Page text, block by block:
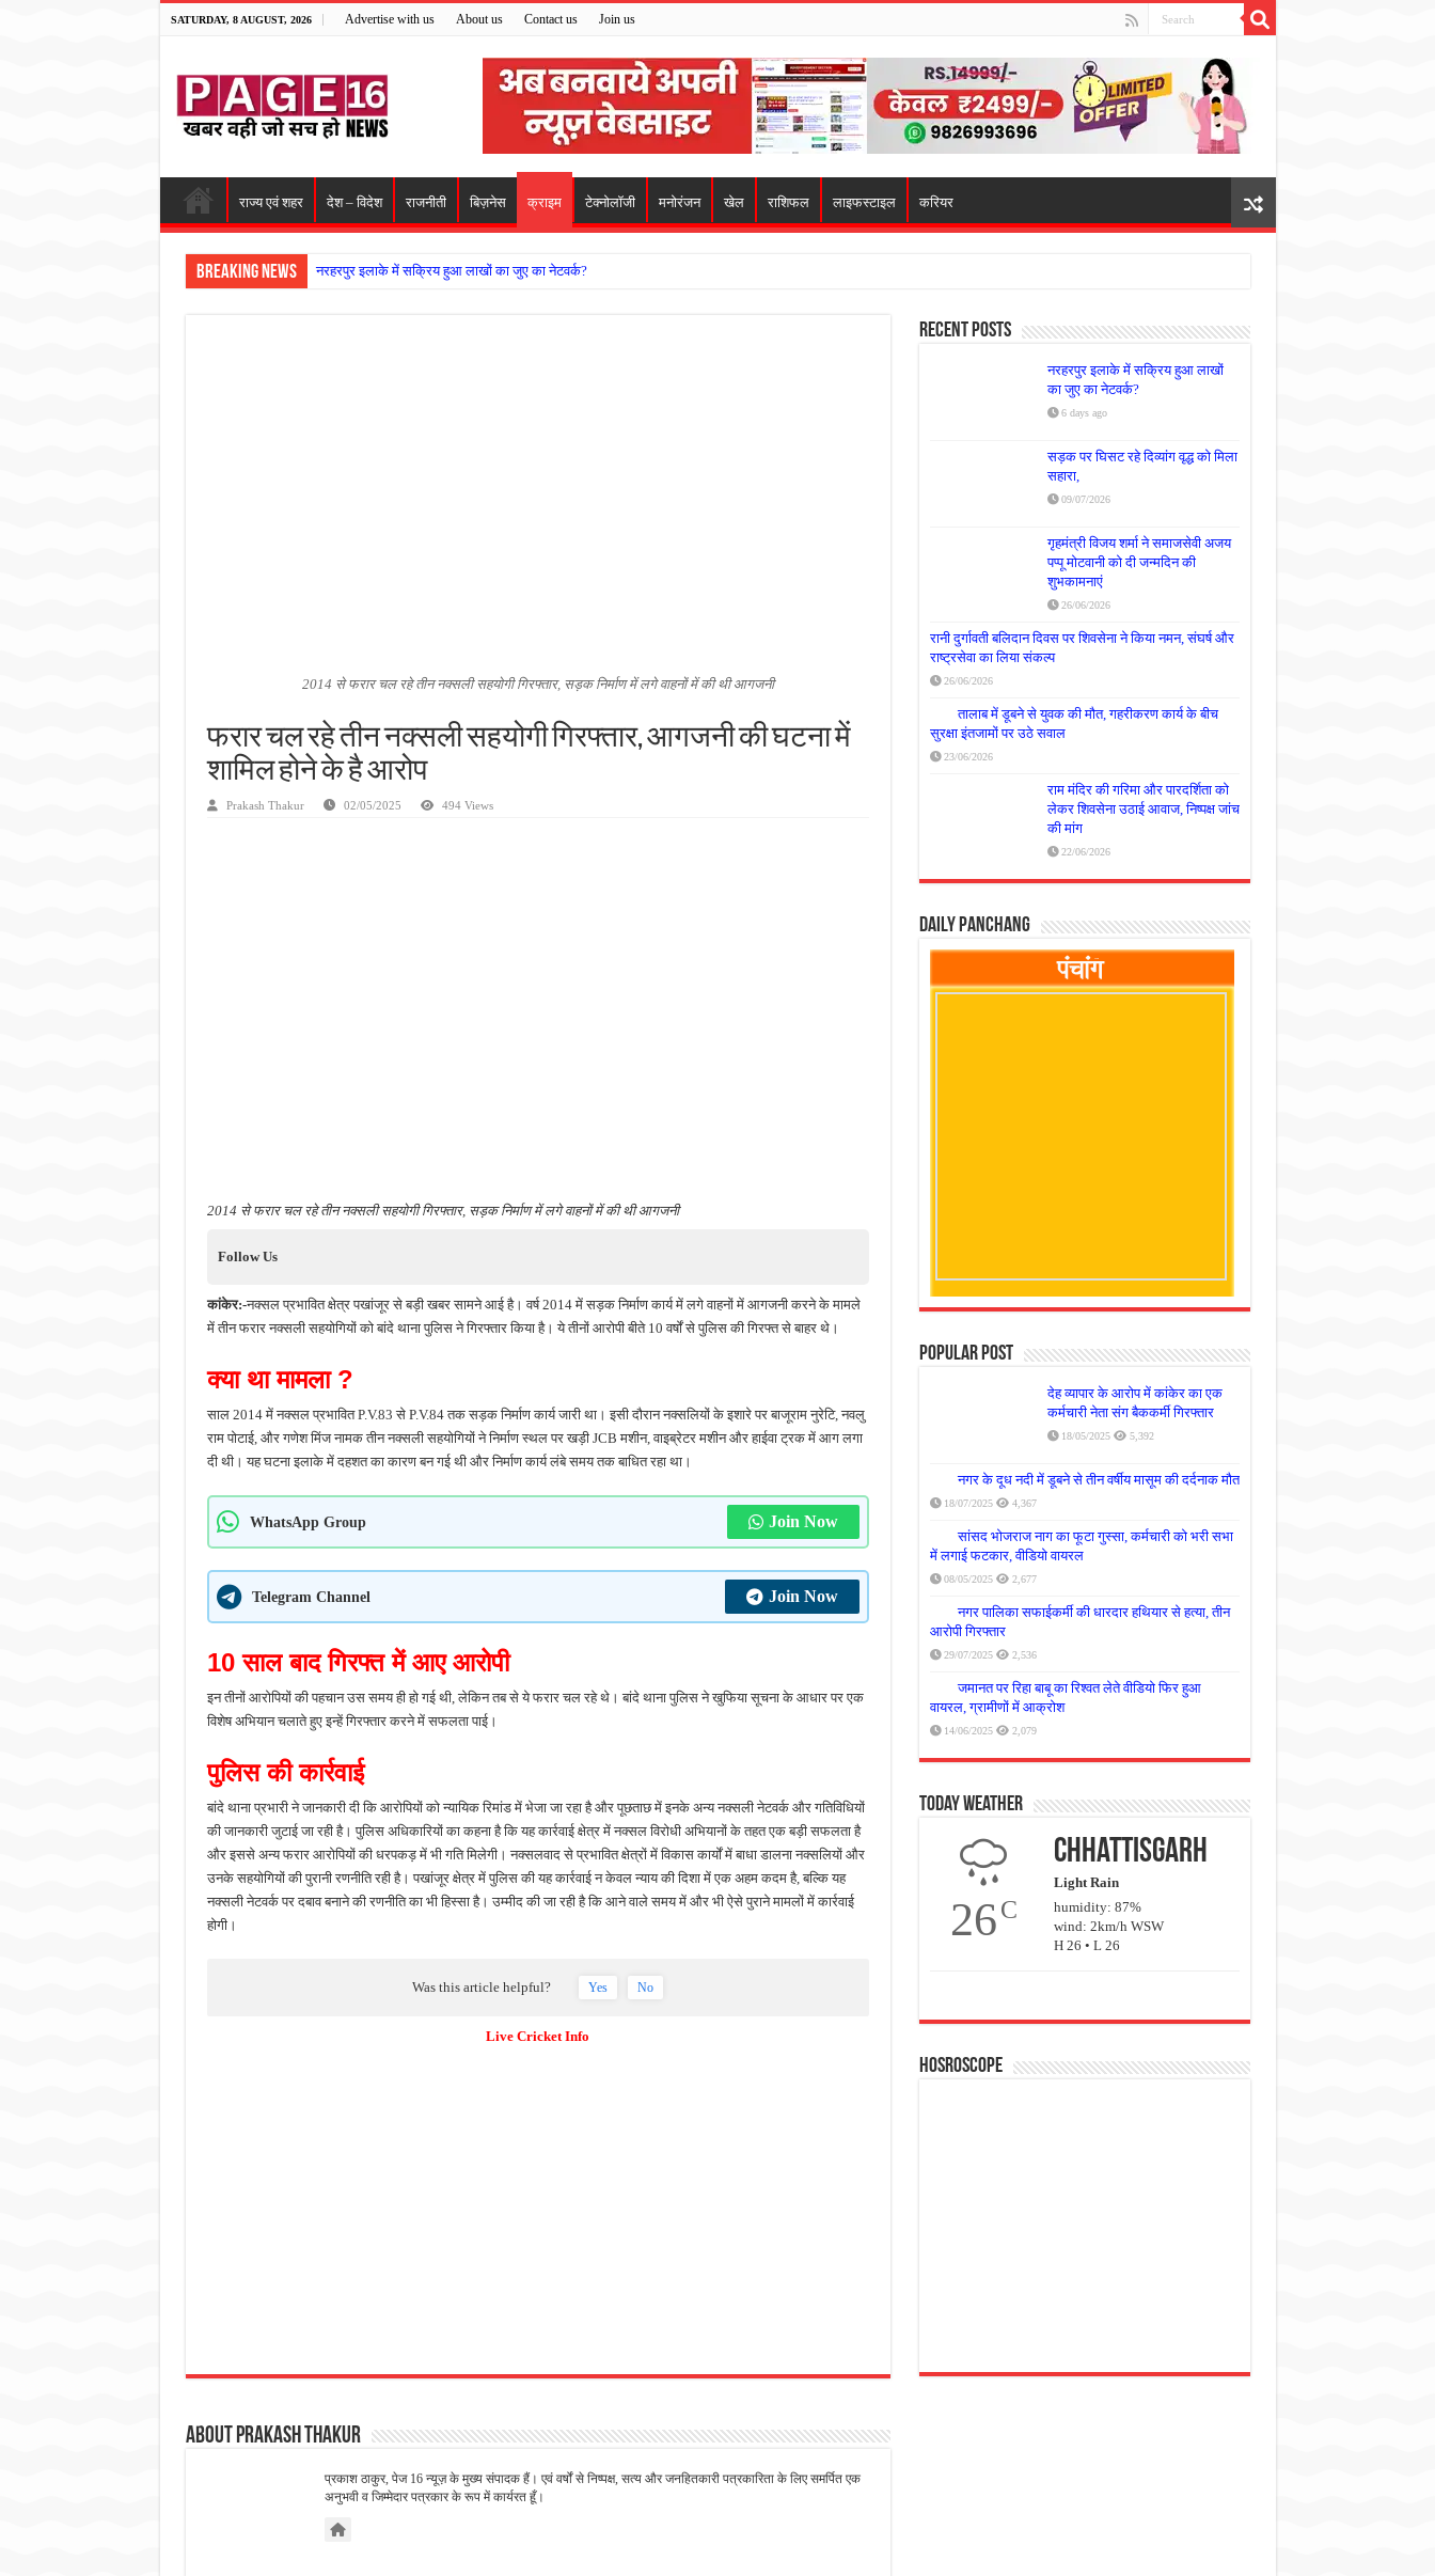
SATURDAY, 8 AUGUST, 2026 Advertise with us About us Contact us Join us
राज्य एवं शहर देश – विदेश राजनीती बिज़नेस क्राइम टेक्नोलॉजी मनोरंजन खेल राशिफल लाइफस्टाइल करियर
Breaking News नरहरपुर इलाके में सक्रिय हुआ लाखों का जुए का नेटवर्क?
2014 से फरार चल रहे तीन नक्सली सहयोगी गिरफ्तार, सड़क निर्माण में लगे वाहनों में की थी आगजनी
फरार चल रहे तीन नक्सली सहयोगी गिरफ्तार, आगजनी की घटना में
शामिल होने के है आरोप
Prakash Thakur 02/05/2025 494 Views
2014 से फरार चल रहे तीन नक्सली सहयोगी गिरफ्तार, सड़क निर्माण में लगे वाहनों में की थी आगजनी
Follow Us
कांकेर:-नक्सल प्रभावित क्षेत्र पखांजूर से बड़ी खबर सामने आई है। वर्ष 2014 में सड़क निर्माण कार्य में लगे वाहनों में आगजनी करने के मामले
में तीन फरार नक्सली सहयोगियों को बांदे थाना पुलिस ने गिरफ्तार किया है। ये तीनों आरोपी बीते 10 वर्षों से पुलिस की गिरफ्त से बाहर थे।
क्या था मामला ?
साल 2014 में नक्सल प्रभावित P.V.83 से P.V.84 तक सड़क निर्माण कार्य जारी था। इसी दौरान नक्सलियों के इशारे पर बाजूराम नुरेटि, नवलु
राम पोटाई, और गणेश मिंज नामक तीन नक्सली सहयोगियों ने निर्माण स्थल पर खड़ी JCB मशीन, वाइब्रेटर मशीन और हाईवा ट्रक में आग लगा
दी थी। यह घटना इलाके में दहशत का कारण बन गई थी और निर्माण कार्य लंबे समय तक बाधित रहा था।
WhatsApp Group Join Now
Telegram Channel Join Now
10 साल बाद गिरफ्त में आए आरोपी
इन तीनों आरोपियों की पहचान उस समय ही हो गई थी, लेकिन तब से ये फरार चल रहे थे। बांदे थाना पुलिस ने खुफिया सूचना के आधार पर एक
विशेष अभियान चलाते हुए इन्हें गिरफ्तार करने में सफलता पाई।
पुलिस की कार्रवाई
बांदे थाना प्रभारी ने जानकारी दी कि आरोपियों को न्यायिक रिमांड में भेजा जा रहा है और पूछताछ में इनके अन्य नक्सली नेटवर्क और गतिविधियों
की जानकारी जुटाई जा रही है। पुलिस अधिकारियों का कहना है कि यह कार्रवाई क्षेत्र में नक्सल विरोधी अभियानों के तहत एक बड़ी सफलता है
और इससे अन्य फरार आरोपियों की धरपकड़ में भी गति मिलेगी। नक्सलवाद से प्रभावित क्षेत्रों में विकास कार्यों में बाधा डालना नक्सलियों और
उनके सहयोगियों की पुरानी रणनीति रही है। पखांजूर क्षेत्र में पुलिस की यह कार्रवाई न केवल न्याय की दिशा में एक अहम कदम है, बल्कि यह
नक्सली नेटवर्क पर दबाव बनाने की रणनीति का भी हिस्सा है। उम्मीद की जा रही है कि आने वाले समय में और भी ऐसे पुराने मामलों में कार्रवाई
होगी।
Was this article helpful? Yes No
Live Cricket Info
About Prakash Thakur
प्रकाश ठाकुर, पेज 16 न्यूज़ के मुख्य संपादक हैं। एवं वर्षों से निष्पक्ष, सत्य और जनहितकारी पत्रकारिता के लिए समर्पित एक
अनुभवी व जिम्मेदार पत्रकार के रूप में कार्यरत हूँ।
Recent Posts
नरहरपुर इलाके में सक्रिय हुआ लाखों
का जुए का नेटवर्क?
6 days ago
सड़क पर घिसट रहे दिव्यांग वृद्ध को मिला
सहारा,
09/07/2026
गृहमंत्री विजय शर्मा ने समाजसेवी अजय
पप्पू मोटवानी को दी जन्मदिन की
शुभकामनाएं
26/06/2026
रानी दुर्गावती बलिदान दिवस पर शिवसेना ने किया नमन, संघर्ष और
राष्ट्रसेवा का लिया संकल्प
26/06/2026
तालाब में डूबने से युवक की मौत, गहरीकरण कार्य के बीच
सुरक्षा इंतजामों पर उठे सवाल
23/06/2026
राम मंदिर की गरिमा और पारदर्शिता को
लेकर शिवसेना उठाई आवाज, निष्पक्ष जांच
की मांग
22/06/2026
Daily Panchang
Popular Post
देह व्यापार के आरोप में कांकेर का एक
कर्मचारी नेता संग बैककर्मी गिरफ्तार
18/05/2025 5,392
नगर के दूध नदी में डूबने से तीन वर्षीय मासूम की दर्दनाक मौत
18/07/2025 4,367
सांसद भोजराज नाग का फूटा गुस्सा, कर्मचारी को भरी सभा
में लगाई फटकार, वीडियो वायरल
08/05/2025 2,677
नगर पालिका सफाईकर्मी की धारदार हथियार से हत्या, तीन
आरोपी गिरफ्तार
29/07/2025 2,536
जमानत पर रिहा बाबू का रिश्वत लेते वीडियो फिर हुआ
वायरल, ग्रामीणों में आक्रोश
14/06/2025 2,079
Today Weather
26C
Chhattisgarh
Light Rain
humidity: 87%
wind: 2km/h WSW
H 26 • L 26
Hosroscope